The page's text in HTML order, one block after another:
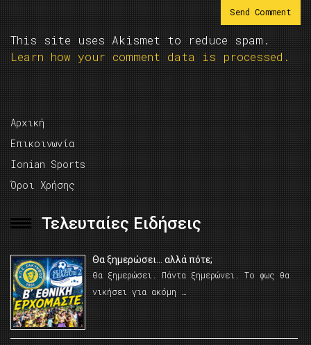
This site uses Akismet to reduce spam.
Learn how your comment data is processed.
Αρχική
Επικοινωνία
Ionian Sports
Όροι Χρήσης
Τελευταίες Ειδήσεις
Θα ξημερώσει… αλλά πότε;
Θα ξημερώσει. Πάντα ξημερώνει. Το φως θα
νικήσει για ακόμη …